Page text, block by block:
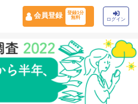
会員登録
登録1分
無料
ログイン